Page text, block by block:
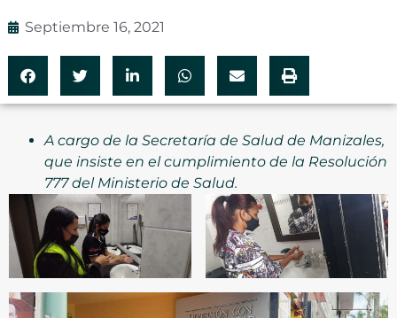
Septiembre 16, 2021
A cargo de la Secretaría de Salud de Manizales,
que insiste en el cumplimiento de la Resolución
777 del Ministerio de Salud.